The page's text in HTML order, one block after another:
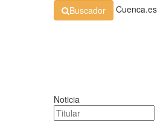
Buscador Cuenca.es
Noticia